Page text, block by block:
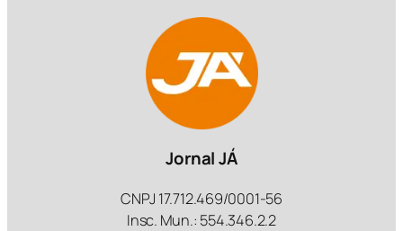
Jornal JÁ
CNPJ 17.712.469/0001-56
Insc. Mun.: 554.346.2.2